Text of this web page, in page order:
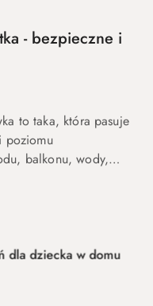
- bezpieczne i
to taka, która pasuje
poziomu
balkonu, wody,